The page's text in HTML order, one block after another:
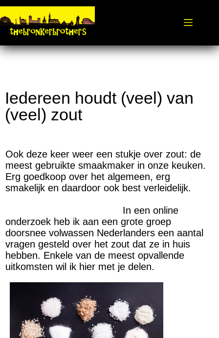
Iedereen houdt (veel) van
(veel) zout
Ook deze keer weer een stukje over zout: de
meest gebruikte smaakmaker in onze keuken.
Erg goedkoop over het algemeen, erg
smakelijk en daardoor ook best verleidelijk.
In een online
onderzoek heb ik aan een grote groep
doorsnee volwassen Nederlanders een aantal
vragen gesteld over het zout dat ze in huis
hebben. Enkele van de meest opvallende
uitkomsten wil ik hier met je delen.